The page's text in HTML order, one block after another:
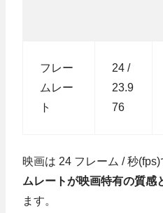
フレー
ムレー
ト
24 /
23.9
76
映画は 24 フレーム / 秒(fps)
ムレートが映画特有の質感
ます。